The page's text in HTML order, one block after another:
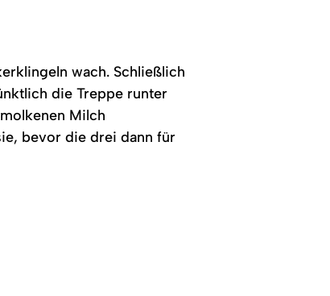
wach. Schließlich
die Treppe runter
Milch
bevor die drei dann für